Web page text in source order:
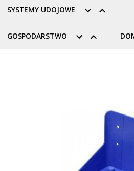
 
SYSTEMY UDOJOWE
 
GOSPODARSTWO